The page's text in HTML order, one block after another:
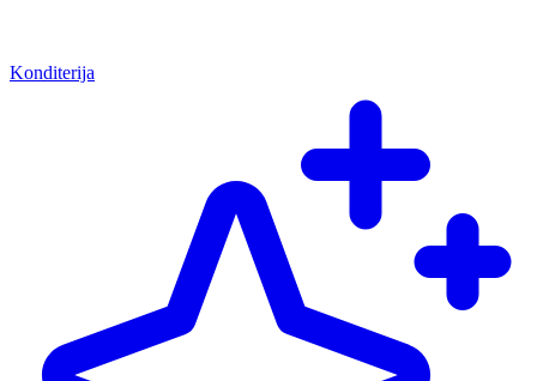
Konditerija